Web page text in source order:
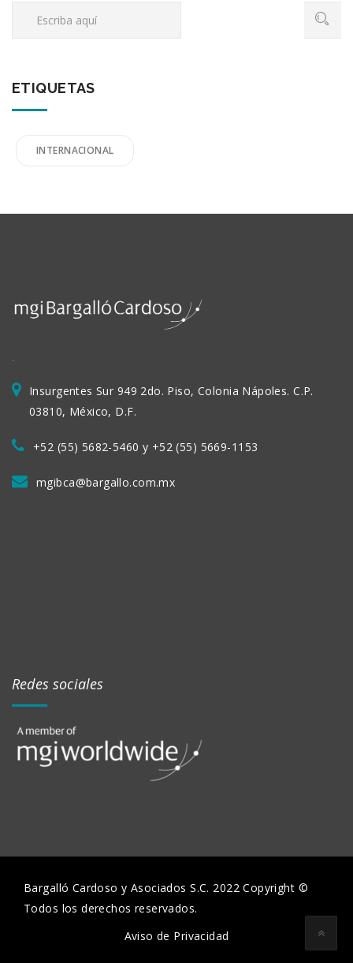
ETIQUETAS
INTERNACIONAL
.
Insurgentes Sur 949 2do. Piso, Colonia Nápoles. C.P.
03810, México, D.F.
+52 (55) 5682-5460 y +52 (55) 5669-1153
mgibca@bargallo.com.mx
Redes sociales
Bargalló Cardoso y Asociados S.C. 2022 Copyright ©
Todos los derechos reservados.
Aviso de Privacidad